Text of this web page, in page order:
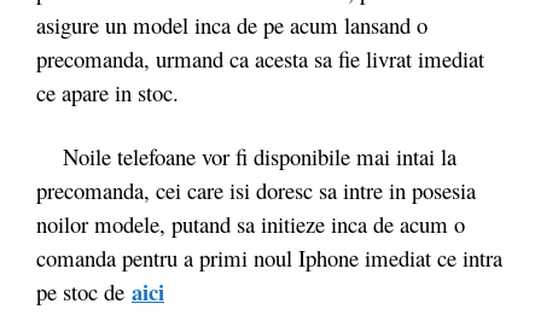
asigure un model inca de pe acum lansand o
precomanda, urmand ca acesta sa fie livrat imediat
ce apare in stoc.
Noile telefoane vor fi disponibile mai intai la
precomanda, cei care isi doresc sa intre in posesia
noilor modele, putand sa initieze inca de acum o
comanda pentru a primi noul Iphone imediat ce intra
pe stoc de aici